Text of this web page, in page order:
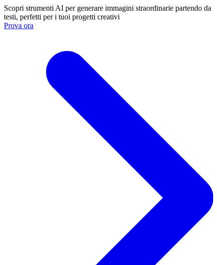
Scopri strumenti AI per generare immagini straordinarie partendo da
testi, perfetti per i tuoi progetti creativi
Prova ora